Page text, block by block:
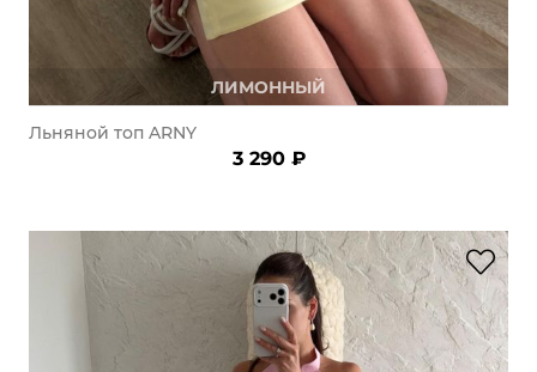
ЛИМОННЫЙ
Льняной топ ARNY
3 290 ₽